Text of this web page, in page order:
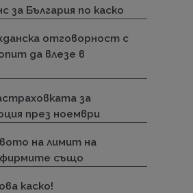
за България по каско
отговорност с
да влезе в
за
през ноември
на лимит на
фирмите също
каско!